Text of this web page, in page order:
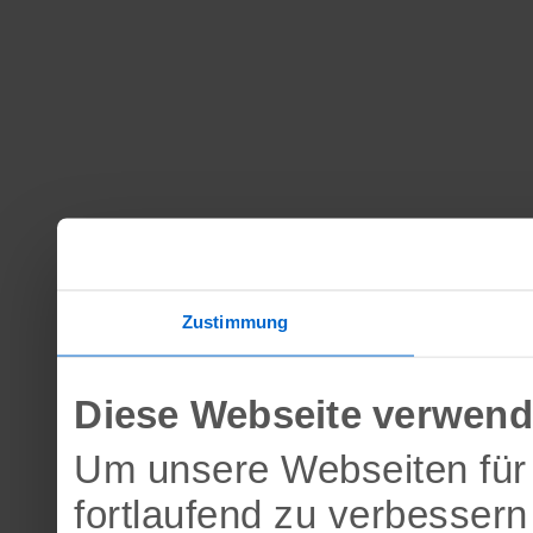
Zustimmung
Diese Webseite
Um unsere Webseiten
fortlaufend zu